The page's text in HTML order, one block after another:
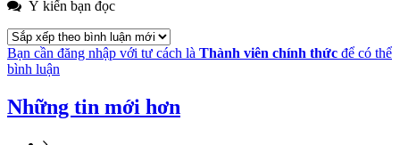
Ý kiến bạn đọc
Bạn cần đăng nhập với tư cách là Thành viên chính thức để có thể
bình luận
Những tin mới hơn